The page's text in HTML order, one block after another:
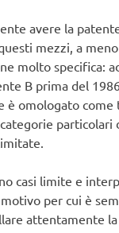
avere la
mezzi, a
molto specifica:
B prima del
è omologato come
particolari
casi limite e
per cui è
attentamente la